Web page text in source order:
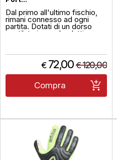
Dal primo all'ultimo fischio,
rimani connesso ad ogni
partita. Dotati di un dorso
ventilato in mesh e lattice e
adidas Copa Pro fondono lo
stile iconico del calcio con
prestazioni innovative. Un
cinturino elastico da polsino
tiene bloccato dur...
€ 72,00 €120,00
Compra